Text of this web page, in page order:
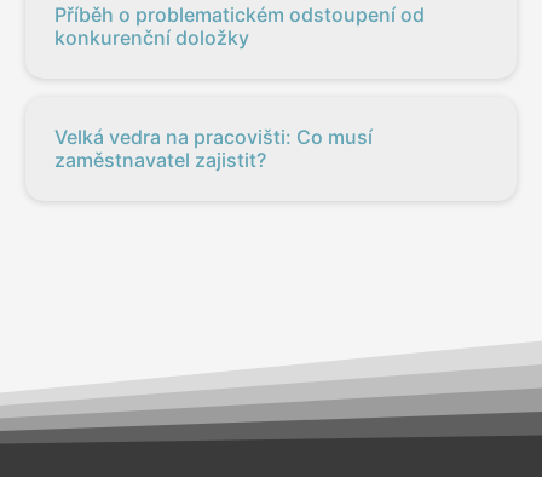
Příběh o problematickém odstoupení od
konkurenční doložky
Velká vedra na pracovišti: Co musí
zaměstnavatel zajistit?